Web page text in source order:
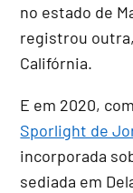
no estado de
registrou
Califórnia.
E em 2020,
Sporlight de
incorporada
sediada em